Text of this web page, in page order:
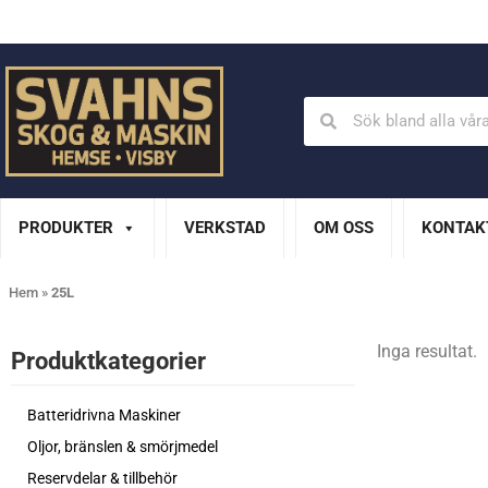
PRODUKTER VERKSTAD OM OSS
Hem » 25L
Produktkategorier​
Batteridrivna Maskiner
Oljor, bränslen & smörjmedel
Reservdelar & tillbehör
Inga resultat.